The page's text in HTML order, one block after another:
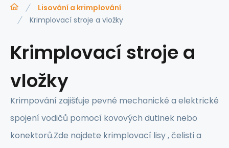
Lisování a krimplování
Krimplovací stroje a vložky
Krimplovací stroje a
vložky
Krimpování zajišťuje pevné mechanické a elektrické
spojení vodičů pomocí kovových dutinek nebo
konektorů.Zde najdete krimplovací lisy , čelisti a